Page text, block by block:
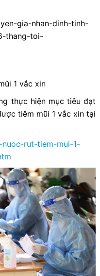
gia-nhan-dinh-tinh-
thang-toi-
1 vắc xin
thực hiện mục tiêu đạt
tiêm mũi 1 vắc xin tại
rut-tiem-mui-1-